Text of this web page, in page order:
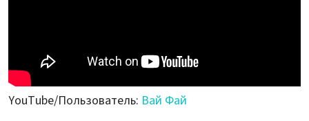
YouTube/Пользователь: Вай Фай